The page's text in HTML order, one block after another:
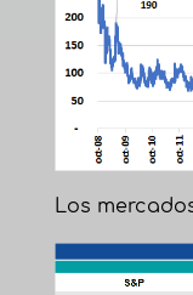
Los